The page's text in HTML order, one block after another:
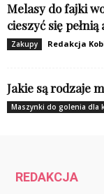
Melasy do fajki
cieszyć się
Zakupy Redakcja
Jakie są rodzaje
Maszynki do golenia dla
REDAKCJA